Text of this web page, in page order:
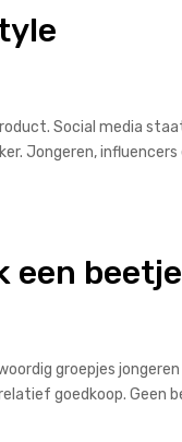
Social media
Jongeren,
een
groepjes
goedkoop. Geen